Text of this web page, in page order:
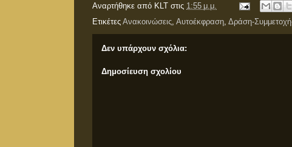
Αναρτήθηκε από KLT στις 1:55 μ.μ.
Ετικέτες Ανακοινώσεις, Αυτοέκφραση, Δράση-
Δεν υπάρχουν σχόλια:
Δημοσίευση σχολίου